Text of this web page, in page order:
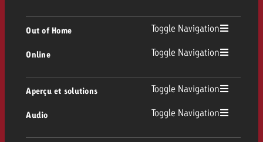
Out of Home Toggle Navigation
Out of Home
Affichage
Digital Out of Home
Online Toggle Navigation
Aperçu et solutions Toggle Navigation
Conseil & Crossmedia
Audio Toggle Navigation